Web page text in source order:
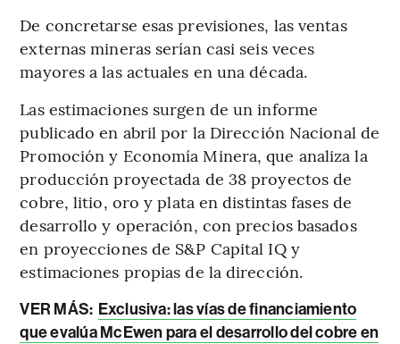
De concretarse esas previsiones, las ventas
externas mineras serían casi seis veces
mayores a las actuales en una década.
Las estimaciones surgen de un informe
publicado en abril por la Dirección Nacional de
Promoción y Economía Minera, que analiza la
producción proyectada de 38 proyectos de
cobre, litio, oro y plata en distintas fases de
desarrollo y operación, con precios basados
en proyecciones de S&P Capital IQ y
estimaciones propias de la dirección.
VER MÁS: Exclusiva: las vías de financiamiento
que evalúa McEwen para el desarrollo del cobre en